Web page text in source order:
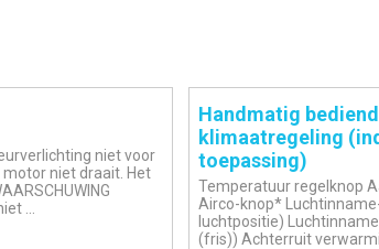
niet voor
niet draait. Het
...
Handmatig
klimaatregeling
toepassing)
Temperatuur regelknop
Airco-knop*
luchtpositie)
(fris)) Achterruit